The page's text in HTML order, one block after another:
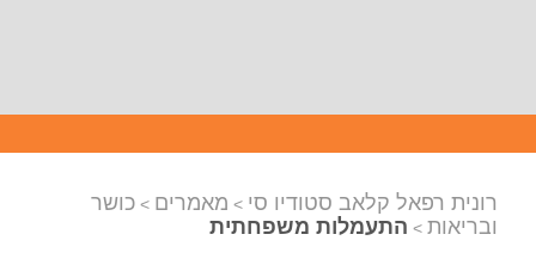
רונית רפאל קלאב סטודיו סי > מאמרים > כושר
ובריאות > התעמלות משפחתית